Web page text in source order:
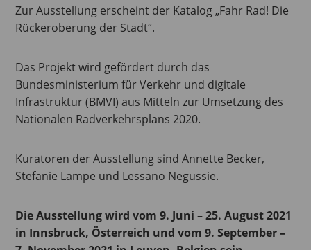
Zur Ausstellung erscheint der Katalog „Fahr Rad! Die
Rückeroberung der Stadt“.
Das Projekt wird gefördert durch das
Bundesministerium für Verkehr und digitale
Infrastruktur (BMVI) aus Mitteln zur Umsetzung des
Nationalen Radverkehrsplans 2020.
Kuratoren der Ausstellung sind Annette Becker,
Stefanie Lampe und Lessano Negussie.
Die Ausstellung wird vom 9. Juni – 25. August 2021
in Innsbruck, Österreich und vom 9. September –